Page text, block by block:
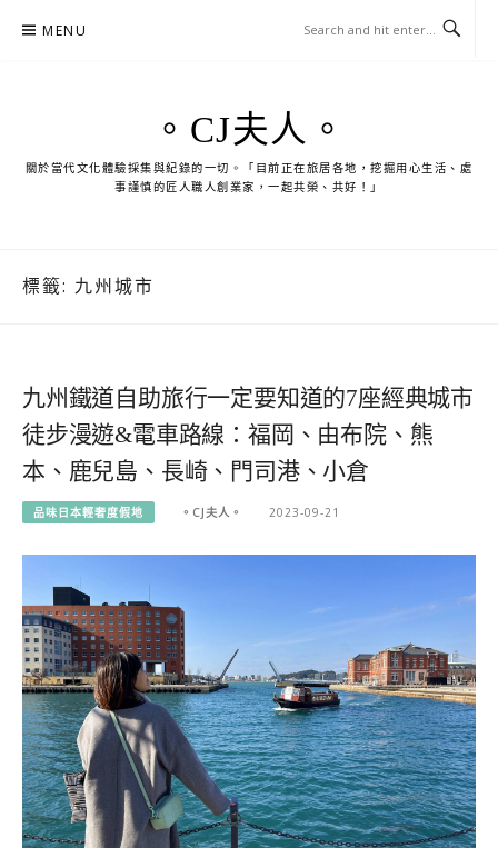
MENU
。CJ夫人。
關於當代文化體驗採集與紀錄的一切。「目前正在旅居各地，挖掘用心生活、處
事謹慎的匠人職人創業家，一起共榮、共好！」
標籤: 九州城市
九州鐵道自助旅行一定要知道的7座經典城市
徒步漫遊&電車路線：福岡、由布院、熊
本、鹿兒島、長崎、門司港、小倉
品味日本輕奢度假地 。CJ夫人。 2023-09-21